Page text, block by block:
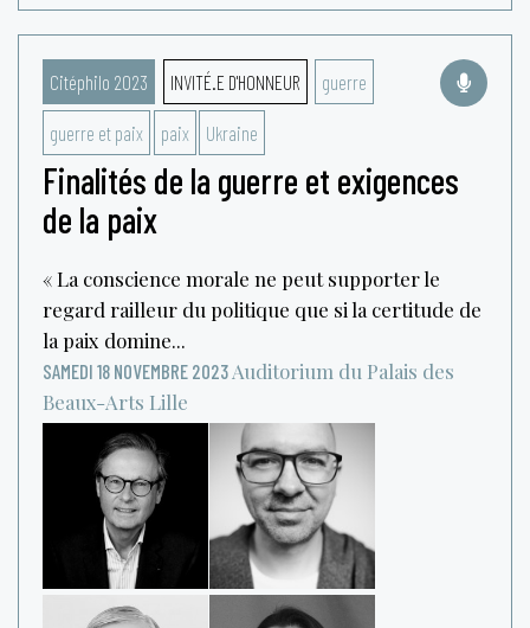
Citéphilo 2023 INVITÉ.E D'HONNEUR guerre
guerre et paix paix Ukraine
Finalités de la guerre et exigences
de la paix
« La conscience morale ne peut supporter le
regard railleur du politique que si la certitude de
la paix domine...
SAMEDI 18 NOVEMBRE 2023 Auditorium du Palais des
Beaux-Arts Lille